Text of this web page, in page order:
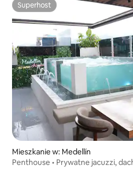
Superhost
Superhost
Mieszkanie w: Medellín
Penthouse • Prywatne jacuzzi,